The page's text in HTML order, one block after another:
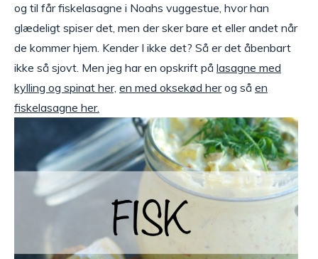
og til får fiskelasagne i Noahs vuggestue, hvor han
glædeligt spiser det, men der sker bare et eller andet når
de kommer hjem. Kender I ikke det? Så er det åbenbart
ikke så sjovt. Men jeg har en opskrift på lasagne med
kylling og spinat her, en med oksekød herog så en
fiskelasagne her.